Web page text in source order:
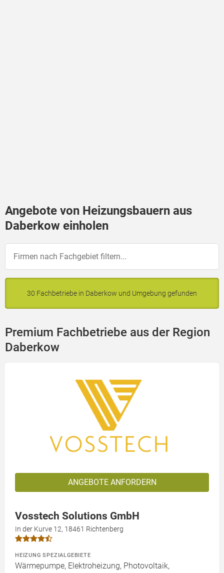
Angebote von Heizungsbauern aus
Daberkow einholen
30 Fachbetriebe in Daberkow und Umgebung gefunden
Premium Fachbetriebe aus der Region
Daberkow
ANGEBOTE ANFORDERN
Vosstech Solutions GmbH
In der Kurve 12, 18461 Richtenberg
HEIZUNG SPEZIALGEBIETE
Wärmepumpe, Elektroheizung, Photovoltaik,